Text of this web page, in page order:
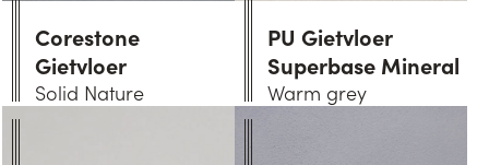
Corestone
Gietvloer
Solid Nature
PU Gietvloer
Superbase Mineral
Warm grey